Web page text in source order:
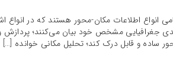
انواع اطلاعات مکان-محور هستند که در
جغرافیایی مشخص خود بیان می‌کنند؛ پردازش
ساده و قابل درک کند؛ تحلیل مکانی خوانده […]